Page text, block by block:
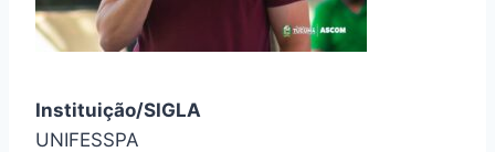
Instituição/SIGLA
UNIFESSPA